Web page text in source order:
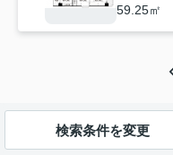
59.25㎡
検索条件を変更